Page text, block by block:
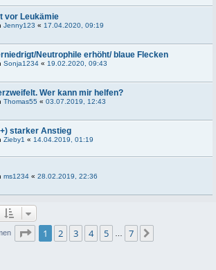
vor Leukämie
Jenny123 « 17.04.2020, 09:19
Neutrophile erhöht/ blaue Flecken
Sonja1234 « 19.02.2020, 09:43
Wer kann mir helfen?
Thomas55 « 03.07.2019, 12:43
starker Anstieg
Zieby1 « 14.04.2019, 01:19
ms1234 « 28.02.2019, 22:36
Seite von
1 2 3 4 5 7